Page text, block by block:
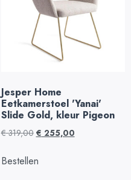
Jesper Home
Eetkamerstoel 'Yanai'
Slide Gold, kleur Pigeon
€319,00 € 255,00
Bestellen